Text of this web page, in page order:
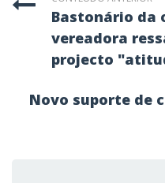
bastonário da ordem dos psicólogos e
vereadora
projecto
novo suporte de comunicação - café